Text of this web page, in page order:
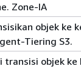
Zone-IA
objek ke
Tiering S3.
transisi objek ke